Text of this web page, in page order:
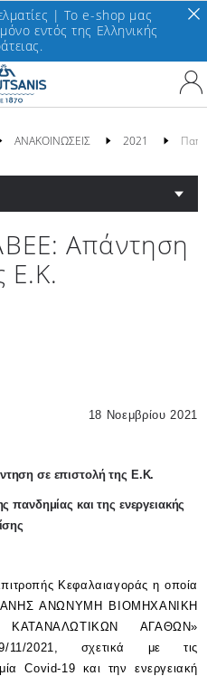
| To e-shop μας
εντός της Ελληνικής
ΑΝΑΚΟΙΝΩΣΕΙΣ 2021
Απάντηση
Ε.Κ.
18 Νοεμβρίου 2021
σε επιστολή της Ε.Κ.
πανδημίας και της ενεργειακής
Κεφαλαιαγοράς η οποία
ΑΝΩΝΥΜΗ ΒΙΟΜΗΧΑΝΙΚΗ
ΑΓΑΘΩΝ»
2021, σχετικά με τις
Covid-19 και την ενεργειακή